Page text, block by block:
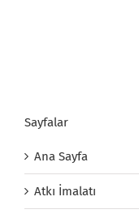
Sayfalar
Ana Sayfa
Atkı İmalatı